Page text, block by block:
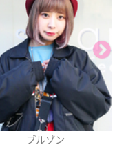
リュック